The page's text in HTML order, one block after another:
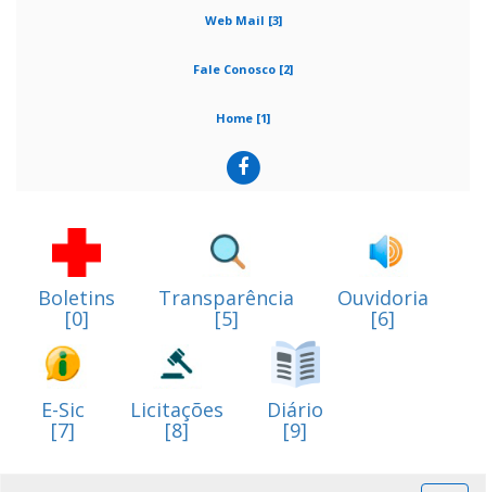
Web Mail [3]
Fale Conosco [2]
Home [1]
Boletins
[0]
Transparência
[5]
Ouvidoria
[6]
E-Sic
[7]
Licitações
[8]
Diário
[9]